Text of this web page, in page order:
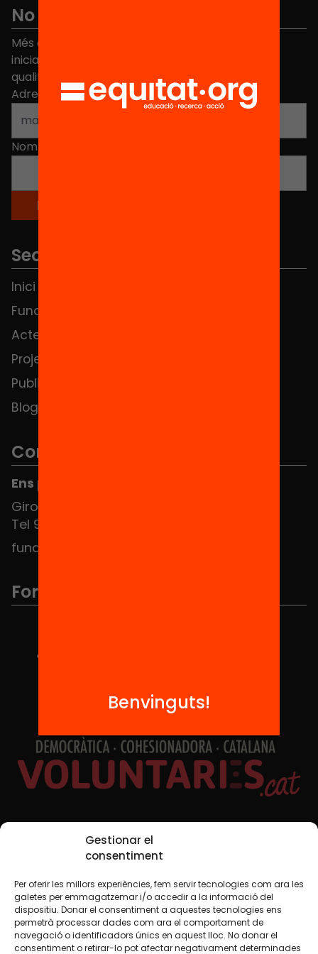
Gestionar el
consentiment
Per oferir les millors experiències, fem servir tecnologies com ara les
galetes per emmagatzemar i/o accedir a la informació del
dispositiu. Donar el consentiment a aquestes tecnologies ens
permetrà processar dades com ara el comportament de
navegació o identificadors únics en aquest lloc. No donar el
consentiment o retirar-lo pot afectar negativament determinades
No et perdis res
Més de 40.000 persones ja han triat Equitat. Rep
iniciatives, propostes i projectes per millorar la
qualitat de l'educació a Catalunya.
Adreça electrònica
Nom
Seccions
Inici
Fundació
Actes
Projectes
Publicacions i vídeos
Blog
Contacte
Ens pots trobar al Hub Social
Girona 34, interior 08010 Barcelona
Tel 934 588 700
fundacio@equitat.org
Formem part de...
Xarxes Socials
TWT YTB IG FB IN
Benvinguts!